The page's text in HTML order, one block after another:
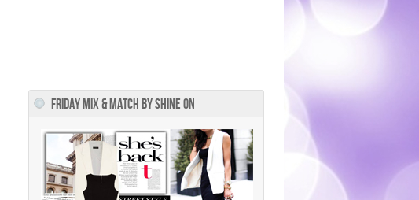
FRIDAY MIX & MATCH BY SHINE ON